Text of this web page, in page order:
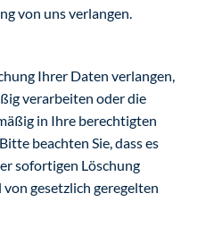
von uns verlangen.
Ihrer Daten verlangen,
verarbeiten oder die
in Ihre berechtigten
beachten Sie, dass es
sofortigen Löschung
von gesetzlich geregelten